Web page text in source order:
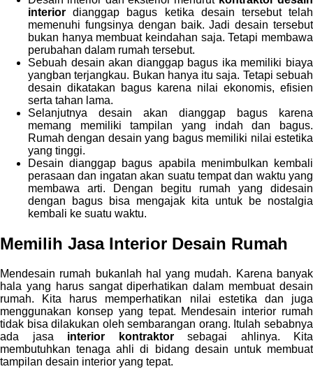
interior dianggap bagus ketika desain tersebut telah
memenuhi fungsinya dengan baik. Jadi desain tersebut
bukan hanya membuat keindahan saja. Tetapi membawa
perubahan dalam rumah tersebut.
Sebuah desain akan dianggap bagus ika memiliki biaya
yangban terjangkau. Bukan hanya itu saja. Tetapi sebuah
desain dikatakan bagus karena nilai ekonomis, efisien
serta tahan lama.
Selanjutnya desain akan dianggap bagus karena
memang memiliki tampilan yang indah dan bagus.
Rumah dengan desain yang bagus memiliki nilai estetika
yang tinggi.
Desain dianggap bagus apabila menimbulkan kembali
perasaan dan ingatan akan suatu tempat dan waktu yang
membawa arti. Dengan begitu rumah yang didesain
dengan bagus bisa mengajak kita untuk be nostalgia
kembali ke suatu waktu.
Memilih Jasa Interior Desain Rumah
Mendesain rumah bukanlah hal yang mudah. Karena banyak
hala yang harus sangat diperhatikan dalam membuat desain
rumah. Kita harus memperhatikan nilai estetika dan juga
menggunakan konsep yang tepat. Mendesain interior rumah
tidak bisa dilakukan oleh sembarangan orang. Itulah sebabnya
ada jasa interior kontraktorsebagai ahlinya. Kita
membutuhkan tenaga ahli di bidang desain untuk membuat
tampilan desain interior yang tepat.